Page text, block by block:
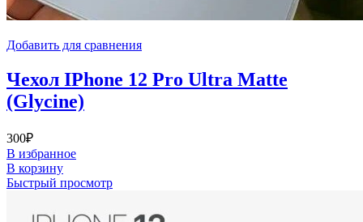
Добавить для сравнения
Чехол IPhone 12 Pro Ultra Matte
(Glycine)
300₽
В избранное
В корзину
Быстрый просмотр